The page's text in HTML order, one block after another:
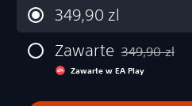
349,90 zl
Zawarte 349,90 zl
Zawarte w EA Play